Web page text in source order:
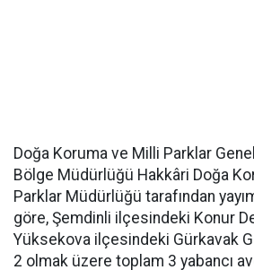
Doğa Koruma ve Milli Parklar
Bölge Müdürlüğü Hakkâri Doğa
Parklar Müdürlüğü tarafından
göre, Şemdinli ilçesindeki Konur
Yüksekova ilçesindeki Gürkavak
2 olmak üzere toplam 3 yabancı